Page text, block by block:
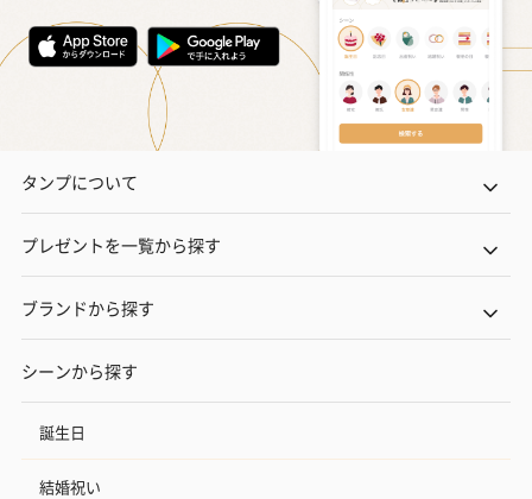
タンプについて
プレゼントを一覧から探す
ブランドから探す
シーンから探す
誕生日
結婚祝い